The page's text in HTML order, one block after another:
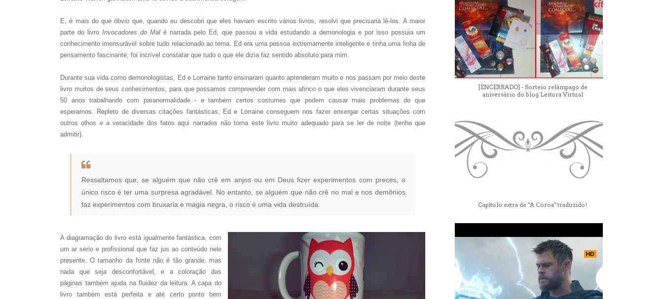
E, é mais do que óbvio que, quando eu descobri que eles haviam escrito vários livros, resolvi que precisaria lê-los. A maior
parte do livroInvocadores do Mal é narrada pelo Ed, que passou a vida estudando a demonologia e por isso possuia um
conhecimento imensurável sobre tudo relacionado ao tema. Ed era uma pessoa extremamente inteligente e tinha uma linha de
pensamento fascinante; foi incrível constatar que tudo o que ele dizia faz sentido absoluto para mim.
Durante sua vida como demonologistas, Ed e Lorraine tanto ensinaram quanto aprenderam muito e nos passam por meio deste
livro muitos de seus conhecimentos, para que possamos compreender com mais afinco o que eles vivenciaram durante seus
50 anos trabalhando com paranormalidade - e também certos costumes que podem causar mais problemas do que
esperamos. Repleto de diversas citações fantásticas, Ed e Lorraine conseguem nos fazer enxergar certas situações com
outros olhos e a veracidade dos fatos aqui narrados não torna este livro muito adequado para se ler de noite (tenho que
admitir).
Ressaltamos que, se alguém que não crê em anjos ou em Deus fizer experimentos com preces, o
único risco é ter uma surpresa agradável. No entanto, se alguém que não crê no mal e nos demônios
faz experimentos com bruxaria e magia negra, o risco é uma vida destruída.
A diagramação do livro está igualmente fantástica, com
um ar sério e profissional que faz jus ao conteúdo nele
presente. O tamanho da fonte não é tão grande, mas
nada que seja desconfortável, e a coloração das
páginas também ajuda na fluidez da leitura. A capa do
livro também está perfeita e até certo ponto bem
[ENCERRADO] - Sorteio relâmpago de
aniversário do blog Leitura Virtual
Capítulo extra de "A Coroa" traduzido!